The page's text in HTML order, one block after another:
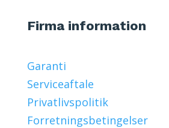
Firma information
Garanti
Serviceaftale
Privatlivspolitik
Forretningsbetingelser